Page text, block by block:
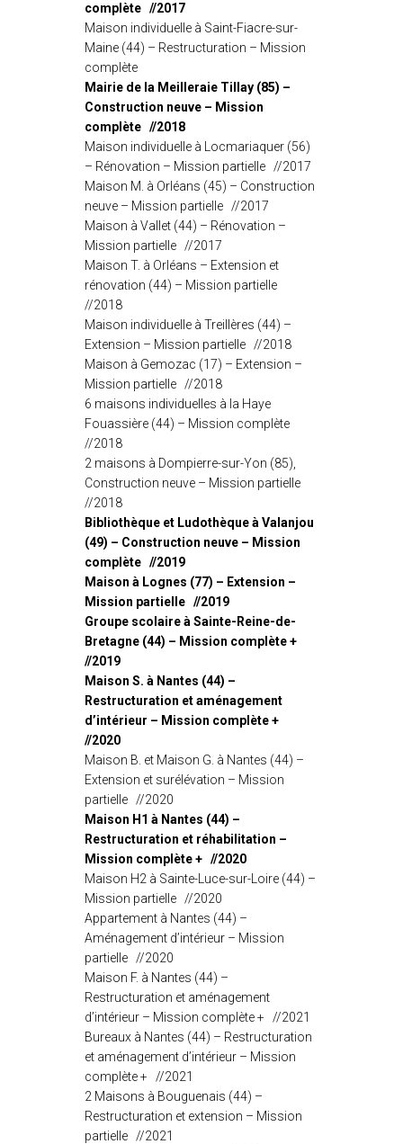
complète //2017
Maison individuelle à Saint-Fiacre-sur-
Maine (44) – Restructuration – Mission
complète
Mairie de la Meilleraie Tillay (85) –
Construction neuve – Mission
complète //2018
Maison individuelle à Locmariaquer (56)
– Rénovation – Mission partielle //2017
Maison M. à Orléans (45) – Construction
neuve – Mission partielle //2017
Maison à Vallet (44) – Rénovation –
Mission partielle //2017
Maison T. à Orléans – Extension et
rénovation (44) – Mission partielle
//2018
Maison individuelle à Treillères (44) –
Extension – Mission partielle //2018
Maison à Gemozac (17) – Extension –
Mission partielle //2018
6 maisons individuelles à la Haye
Fouassière (44) – Mission complète
//2018
2 maisons à Dompierre-sur-Yon (85),
Construction neuve – Mission partielle
//2018
Bibliothèque et Ludothèque à Valanjou
(49) – Construction neuve – Mission
complète //2019
Maison à Lognes (77) – Extension –
Mission partielle //2019
Groupe scolaire à Sainte-Reine-de-
Bretagne (44) – Mission complète +
//2019
Maison S. à Nantes (44) –
Restructuration et aménagement
d’intérieur – Mission complète +
//2020
Maison B. et Maison G. à Nantes (44) –
Extension et surélévation – Mission
partielle //2020
Maison H1 à Nantes (44) –
Restructuration et réhabilitation –
Mission complète + //2020
Maison H2 à Sainte-Luce-sur-Loire (44) –
Mission partielle //2020
Appartement à Nantes (44) –
Aménagement d’intérieur – Mission
partielle //2020
Maison F. à Nantes (44) –
Restructuration et aménagement
d’intérieur – Mission complète + //2021
Bureaux à Nantes (44) – Restructuration
et aménagement d’intérieur – Mission
complète + //2021
2 Maisons à Bouguenais (44) –
Restructuration et extension – Mission
partielle //2021